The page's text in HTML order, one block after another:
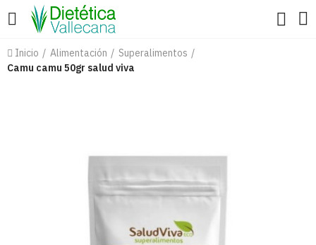
Inicio Alimentación
Superalimentos
Camu camu 50gr salud viva